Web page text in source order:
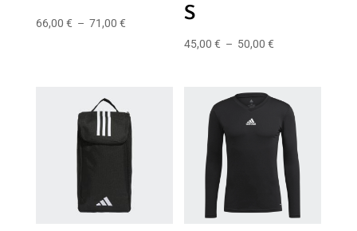
66,00 € – 71,00 €Plage
71,00 €
S
45,00€ – 50,00€
45,00 €
à
50,00 €